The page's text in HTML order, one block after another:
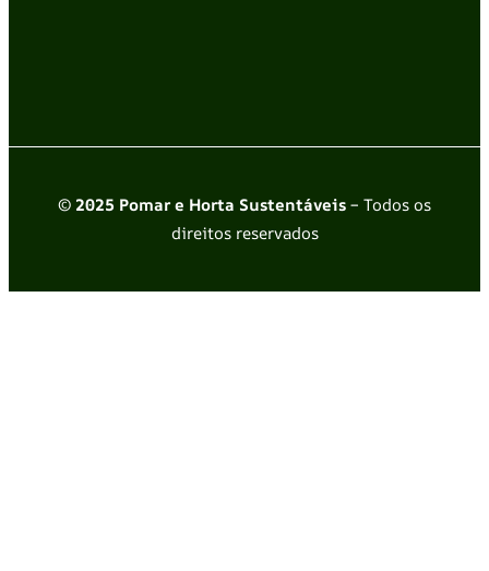
© 2025 Pomar e Horta Sustentáveis– Todos os
direitos reservados